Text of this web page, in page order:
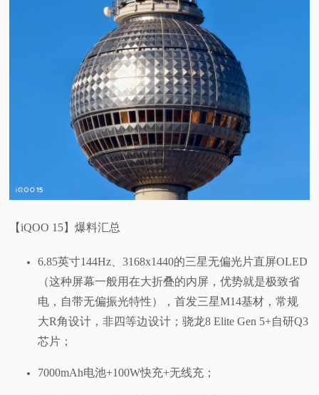
【iQOO 15】爆料汇总
6.85英寸144Hz、3168x1440的三星无偏光片直屏OLED
（这种屏幕一般用在大折叠的内屏，优势就是极致省
电，自带无偏振光特性），首发三星M14基材，常规
大R角设计，非四等边设计；骁龙8 Elite Gen 5+自研Q3
芯片；
7000mAh电池+100W快充+无线充；